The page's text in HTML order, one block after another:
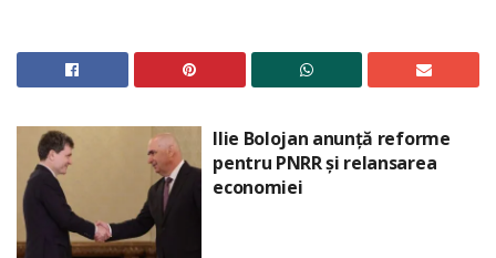
Ilie Bolojan anunță reforme
pentru PNRR și relansarea
economiei